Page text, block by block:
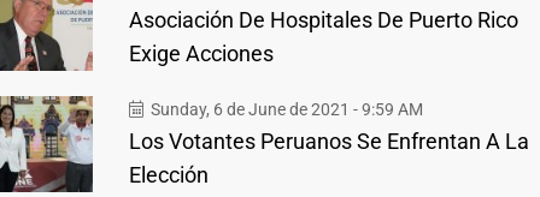
Asociación De Hospitales De Puerto Rico
Exige Acciones
Sunday, 6 de June de 2021 - 9:59 AM
Los Votantes Peruanos Se Enfrentan A La
Elección